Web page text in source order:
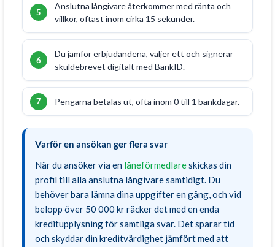
Anslutna långivare återkommer med ränta och
villkor, oftast inom cirka 15 sekunder.
Du jämför erbjudandena, väljer ett och signerar
skuldebrevet digitalt med BankID.
Pengarna betalas ut, ofta inom 0 till 1 bankdagar.
Varför en ansökan ger flera svar
När du ansöker via en låneförmedlareskickas din
profil till alla anslutna långivare samtidigt. Du
behöver bara lämna dina uppgifter en gång, och vid
belopp över 50 000 kr räcker det med en enda
kreditupplysning för samtliga svar. Det sparar tid
och skyddar din kreditvärdighet jämfört med att